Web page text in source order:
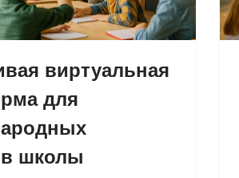
виртуальная
для
школы